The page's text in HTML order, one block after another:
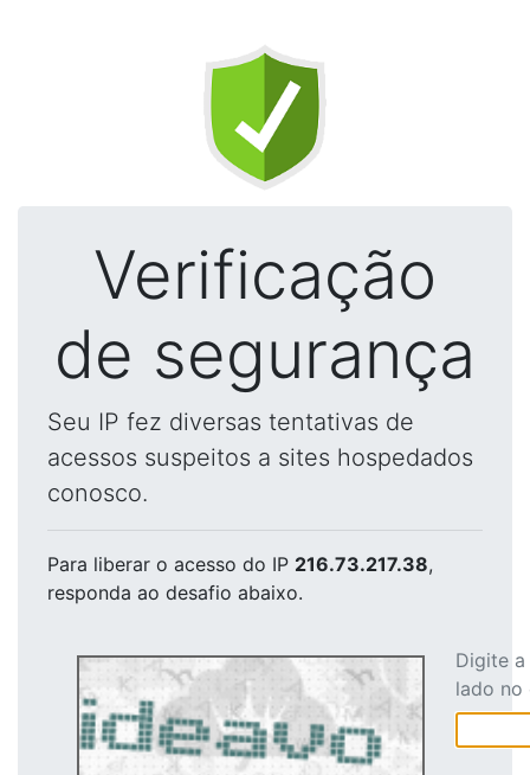
Verificação
de segurança
Seu IP fez diversas tentativas de
acessos suspeitos a sites hospedados
conosco.
Para liberar o acesso do IP 216.73.217.38,
responda ao desafio abaixo.
Digite
lado no